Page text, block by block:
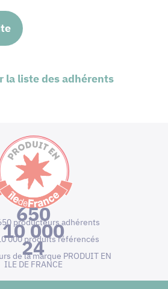
la liste des adhérents
650
producteurs adhérents
10 000
000 produits référencés
24
de la marque PRODUIT EN
ILE DE FRANCE